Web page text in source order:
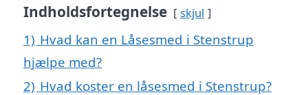
Indholdsfortegnelse skjul
1) Hvad kan en Låsesmed i Stenstrup
hjælpe med?
2) Hvad koster en låsesmed i Stenstrup?